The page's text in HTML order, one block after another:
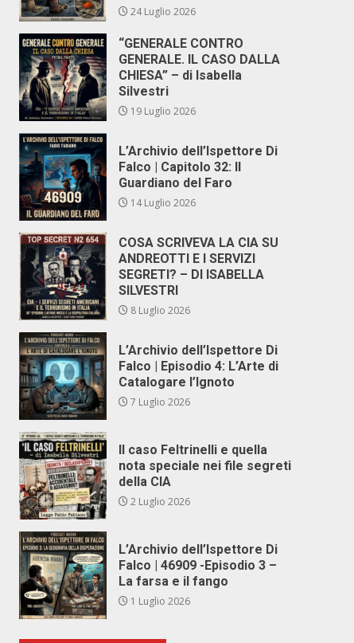
24 Luglio 2026
“GENERALE CONTRO
GENERALE. IL CASO DALLA
CHIESA” – di Isabella
Silvestri
19 Luglio 2026
L’Archivio dell’Ispettore Di
Falco | Capitolo 32: Il
Guardiano del Faro
14 Luglio 2026
COSA SCRIVEVA LA CIA SU
ANDREOTTI E I SERVIZI
SEGRETI? – DI ISABELLA
SILVESTRI
8 Luglio 2026
L’Archivio dell’Ispettore Di
Falco | Episodio 4: L’Arte di
Catalogare l’Ignoto
7 Luglio 2026
Il caso Feltrinelli e quella
nota speciale nei file segreti
della CIA
2 Luglio 2026
L’Archivio dell’Ispettore Di
Falco | 46909 -Episodio 3 –
La farsa e il fango
1 Luglio 2026